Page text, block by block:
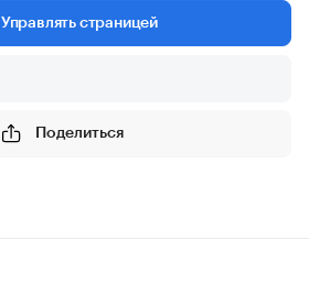
Управлять страницей
Поделиться